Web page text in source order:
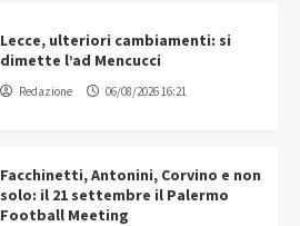
Lecce, ulteriori cambiamenti: si
dimette l’ad Mencucci
Redazione 06/08/2026 16:21
Facchinetti, Antonini, Corvino e non
solo: il 21 settembre il Palermo
Football Meeting